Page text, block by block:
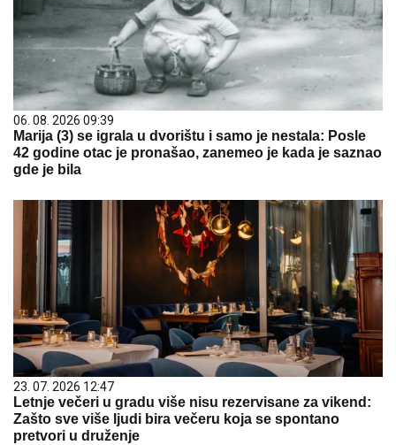
06. 08. 2026 09:39
Marija (3) se igrala u dvorištu i samo je nestala: Posle
42 godine otac je pronašao, zanemeo je kada je saznao
gde je bila
23. 07. 2026 12:47
Letnje večeri u gradu više nisu rezervisane za vikend:
Zašto sve više ljudi bira večeru koja se spontano
pretvori u druženje